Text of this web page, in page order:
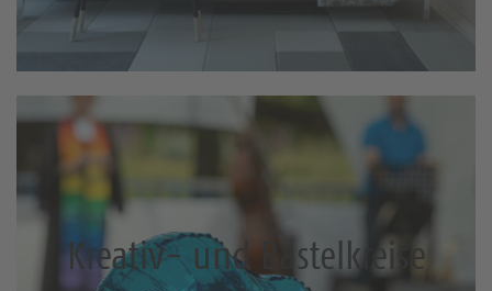
Kreativ- und Bastelkreise